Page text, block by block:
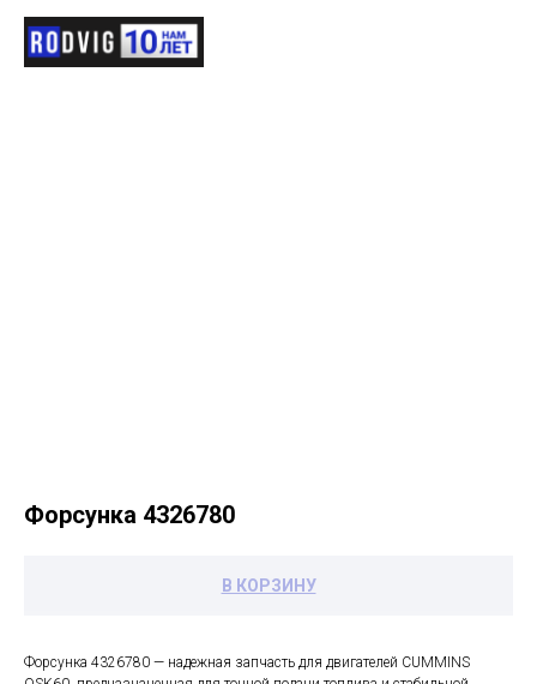
Форсунка 4326780
В КОРЗИНУ
Форсунка 4326780 — надежная запчасть для двигателей CUMMINS